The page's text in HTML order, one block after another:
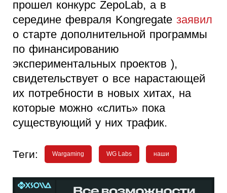
прошел конкурс ZepoLab, а в
середине февраля Kongregate заявил
о старте дополнительной программы
по финансированию
экспериментальных проектов ),
свидетельствует о все нарастающей
их потребности в новых хитах, на
которые можно «слить» пока
существующий у них трафик.
Теги: Wargaming WG Labs наши